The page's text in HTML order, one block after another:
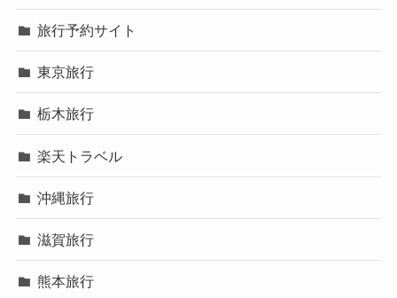
旅行予約サイト
東京旅行
栃木旅行
楽天トラベル
沖縄旅行
滋賀旅行
熊本旅行